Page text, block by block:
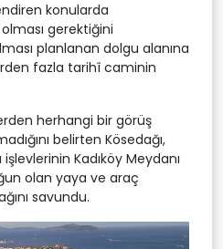
konularda
gerektiğini
planlanan dolgu alanına
fazla tarihî caminin
herhangi bir görüş
belirten Kösedağı,
Kadıköy Meydanı
olan yaya ve araç
savundu.